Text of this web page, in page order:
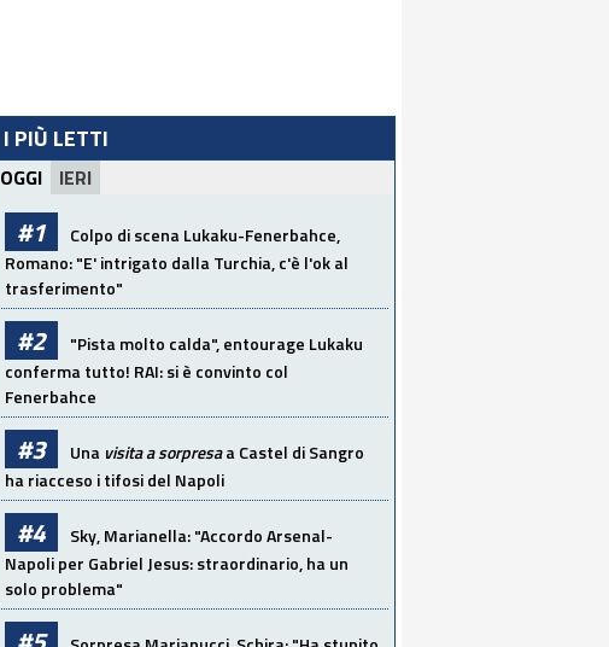
I PIÙ LETTI
OGGI IERI
#1
Colpo di scena Lukaku-Fenerbahce,
Romano: "E' intrigato dalla Turchia, c'è l'ok al
trasferimento"
#2
"Pista molto calda", entourage Lukaku
conferma tutto! RAI: si è convinto col
Fenerbahce
#3 Una visita a sorpresaa Castel di Sangro
ha riacceso i tifosi del Napoli
#4
Sky, Marianella: "Accordo Arsenal-
Napoli per Gabriel Jesus: straordinario, ha un
solo problema"